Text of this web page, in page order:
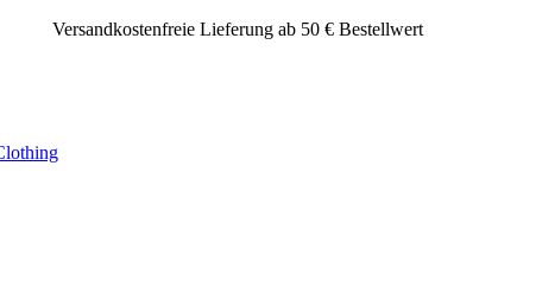
Versandkostenfreie Lieferung ab 50 € Bestellwert